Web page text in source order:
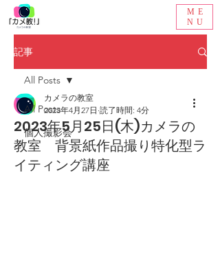
ME
NU
記事
All Posts
個人撮影会
All Posts
2023年5月25日(木)カメラの
教室 背景紙作品撮り特化型ラ
イティング講座
カメラの教室
2023年4月27日 読了時間: 4分